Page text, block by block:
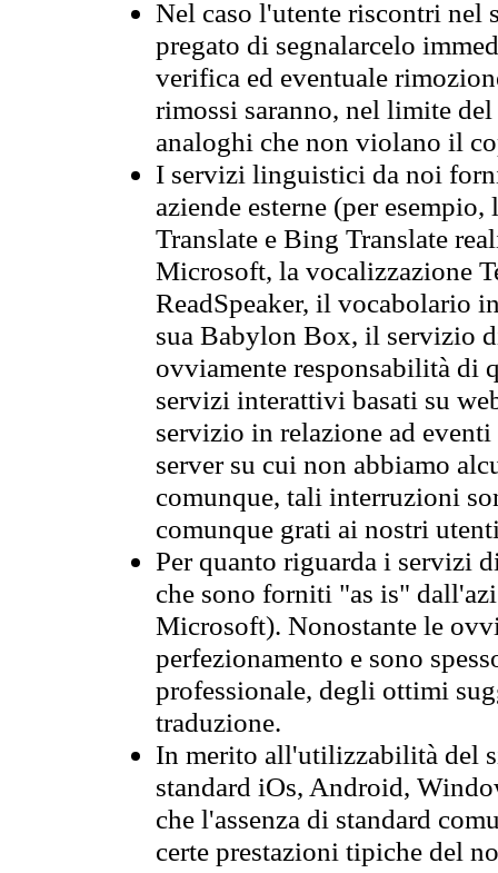
Nel caso l'utente riscontri nel
pregato di segnalarcelo
verifica ed eventuale
rimossi saranno, nel limite
analoghi che non violano il
I servizi linguistici da noi
aziende esterne (per
Translate e Bing Translate
Microsoft, la vocalizzazione
ReadSpeaker, il vocabolario
sua Babylon Box, il servizio
ovviamente responsabilità di
servizi interattivi basati su
servizio in relazione ad
server su cui non abbiamo
comunque, tali interruzioni
comunque grati ai nostri
Per quanto riguarda i servizi
che sono forniti "as is"
Microsoft). Nonostante le
perfezionamento e sono
professionale, degli ottimi
traduzione.
In merito all'utilizzabilità del
standard iOs, Android,
che l'assenza di standard
certe prestazioni tipiche del